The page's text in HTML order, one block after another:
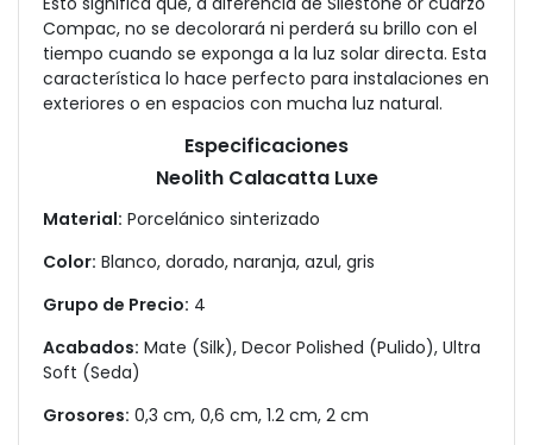
Compac, no se decolorará ni perderá su brillo con el
tiempo cuando se exponga a la luz solar directa. Esta
característica lo hace perfecto para instalaciones en
exteriores o en espacios con mucha luz natural.
Especificaciones
Neolith Calacatta Luxe
Material: Porcelánico sinterizado
Color: Blanco, dorado, naranja, azul, gris
Grupo de Precio: 4
Acabados: Mate (Silk), Decor Polished (Pulido), Ultra
Soft (Seda)
Grosores: 0,3 cm, 0,6 cm, 1.2 cm, 2 cm